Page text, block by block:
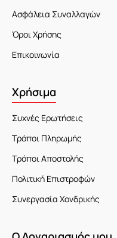
Ασφάλεια Συναλλαγών
Όροι Χρήσης
Επικοινωνία
Χρήσιμα
Συχνές Ερωτήσεις
Τρόποι Πληρωμής
Τρόποι Αποστολής
Πολιτική Επιστροφών
Συνεργασία Χονδρικής